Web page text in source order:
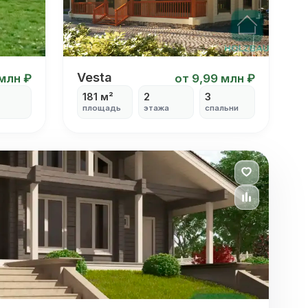
₽ Vesta
Vesta от 9,99 млн ₽
181 м²
площадь
2
этажа
3
спальни